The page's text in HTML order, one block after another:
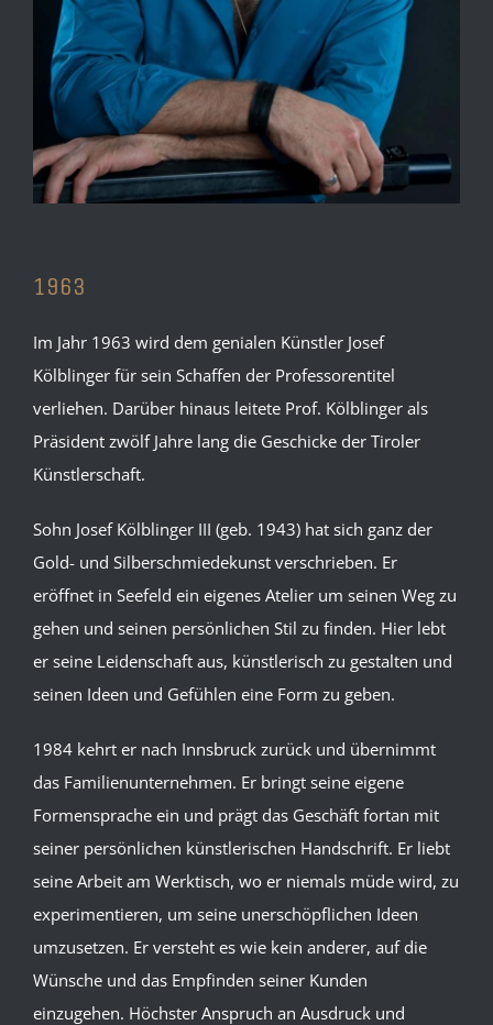
1963
Im Jahr 1963 wird dem genialen Künstler Josef
Kölblinger für sein Schaffen der Professorentitel
verliehen. Darüber hinaus leitete Prof. Kölblinger als
Präsident zwölf Jahre lang die Geschicke der Tiroler
Künstlerschaft.
Sohn Josef Kölblinger III (geb. 1943) hat sich ganz der
Gold- und Silberschmiedekunst verschrieben. Er
eröffnet in Seefeld ein eigenes Atelier um seinen Weg zu
gehen und seinen persönlichen Stil zu finden. Hier lebt
er seine Leidenschaft aus, künstlerisch zu gestalten und
seinen Ideen und Gefühlen eine Form zu geben.
1984 kehrt er nach Innsbruck zurück und übernimmt
das Familienunternehmen. Er bringt seine eigene
Formensprache ein und prägt das Geschäft fortan mit
seiner persönlichen künstlerischen Handschrift. Er liebt
seine Arbeit am Werktisch, wo er niemals müde wird, zu
experimentieren, um seine unerschöpflichen Ideen
umzusetzen. Er versteht es wie kein anderer, auf die
Wünsche und das Empfinden seiner Kunden
einzugehen. Höchster Anspruch an Ausdruck und